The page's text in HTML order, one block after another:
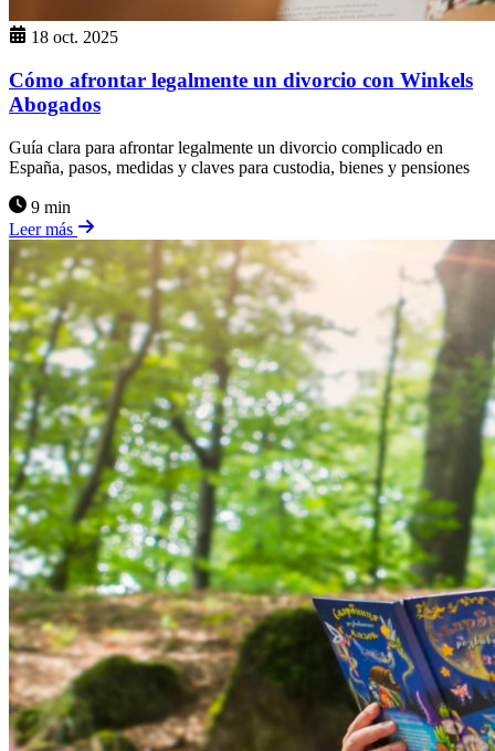
18 oct. 2025
Cómo afrontar legalmente un divorcio con Winkels
Abogados
Guía clara para afrontar legalmente un divorcio complicado en
España, pasos, medidas y claves para custodia, bienes y pensiones
9 min
Leer más